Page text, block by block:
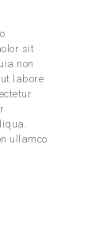
sit
non
labore
ullamco